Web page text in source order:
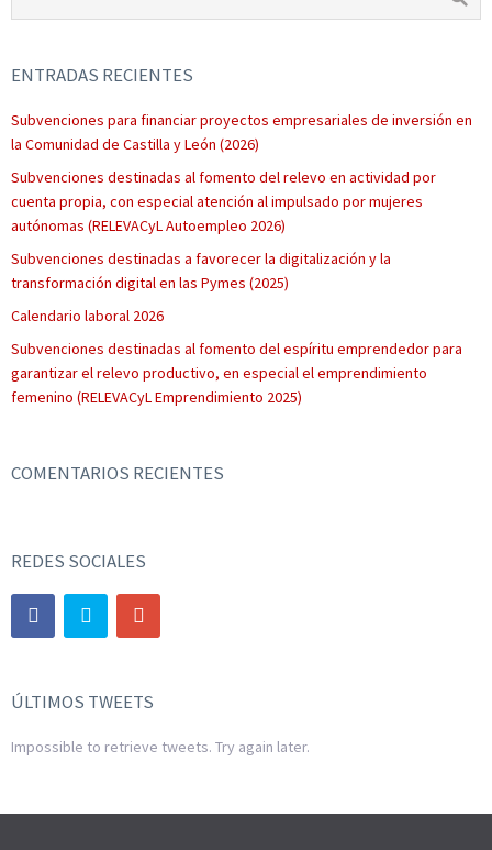
ENTRADAS RECIENTES
Subvenciones para financiar proyectos empresariales de inversión en
la Comunidad de Castilla y León (2026)
Subvenciones destinadas al fomento del relevo en actividad por
cuenta propia, con especial atención al impulsado por mujeres
autónomas (RELEVACyL Autoempleo 2026)
Subvenciones destinadas a favorecer la digitalización y la
transformación digital en las Pymes (2025)
Calendario laboral 2026
Subvenciones destinadas al fomento del espíritu emprendedor para
garantizar el relevo productivo, en especial el emprendimiento
femenino (RELEVACyL Emprendimiento 2025)
COMENTARIOS RECIENTES
REDES SOCIALES
ÚLTIMOS TWEETS
Impossible to retrieve tweets. Try again later.